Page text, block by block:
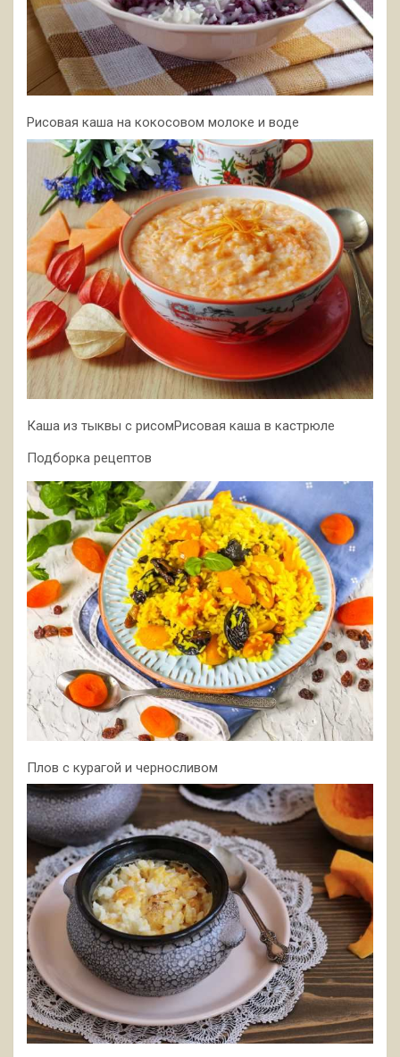
Рисовая каша на кокосовом молоке и воде
Каша из тыквы с рисомРисовая каша в кастрюле
Подборка рецептов
Плов с курагой и черносливом